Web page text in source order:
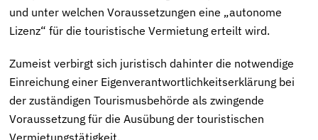
und unter welchen Voraussetzungen eine „autonome
Lizenz“ für die touristische Vermietung erteilt wird.
Zumeist verbirgt sich juristisch dahinter die notwendige
Einreichung einer Eigenverantwortlichkeitserklärung bei
der zuständigen Tourismusbehörde als zwingende
Voraussetzung für die Ausübung der touristischen
Vermietungstätigkeit.